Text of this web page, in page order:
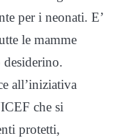
per i neonati. E’
le mamme
all’iniziativa
che si
protetti,